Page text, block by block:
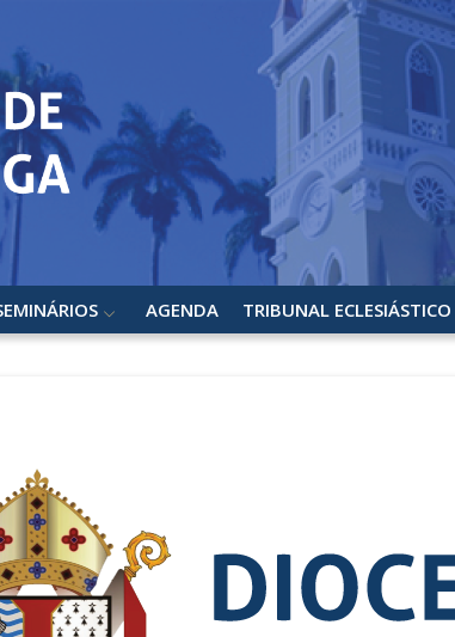
AGENDA TRIBUNAL ECLESIÁSTICO